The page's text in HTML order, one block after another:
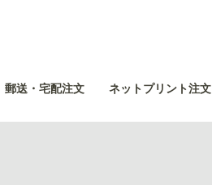
郵送・宅配注文 ネットプリント注文